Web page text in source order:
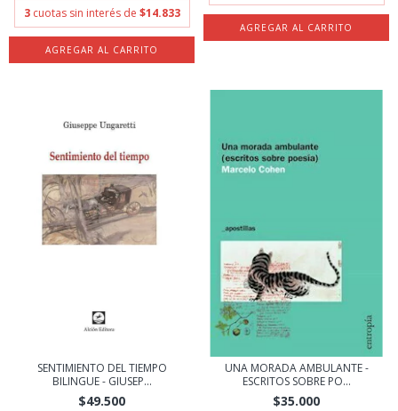
3 cuotas sin interés de $14.833
SENTIMIENTO DEL TIEMPO
BILINGUE - GIUSEP...
$49.500
UNA MORADA AMBULANTE -
ESCRITOS SOBRE PO...
$35.000